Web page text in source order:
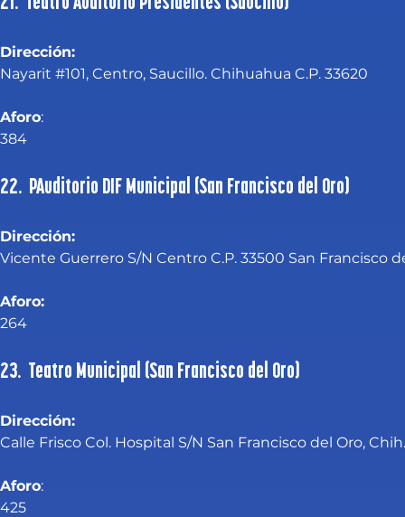
Dirección:
Nayarit #101, Centro, Saucillo. Chihuahua C.P. 33620
Aforo:
384
22. PAuditorio DIF Municipal (San Francisco del Oro)
Dirección:
Vicente Guerrero S/N Centro C.P. 33500 San Francisco
Aforo:
264
23. Teatro Municipal (San Francisco del Oro)
Dirección:
Calle Frisco Col. Hospital S/N San Francisco del Oro, Chih.
Aforo:
425